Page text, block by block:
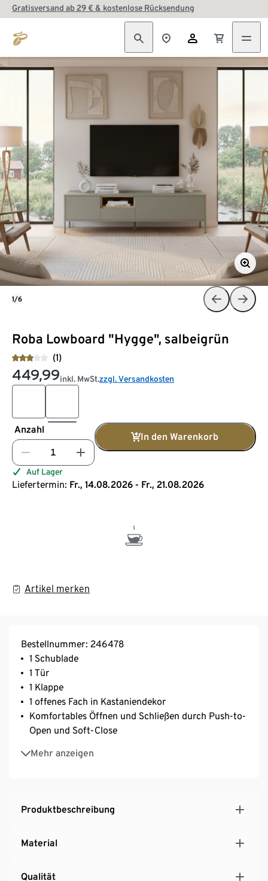
Gratisversand ab 29 € & kostenlose Rücksendung
Roba Lowboard "Hygge", salbeigrün
(1)
449,99inkl. MwSt.zzgl. Versandkosten
Anzahl
In den Warenkorb
Auf Lager
Liefertermin: Fr., 14.08.2026 - Fr., 21.08.2026
Artikel merken
1/6
Bestellnummer: 246478
1 Schublade
1 Tür
1 Klappe
1 offenes Fach in Kastaniendekor
Komfortables Öffnen und Schließen durch Push-to-
Open und Soft-Close
Mehr anzeigen
Klares, minimalistisches Design
Produktbeschreibung
Material
Qualität